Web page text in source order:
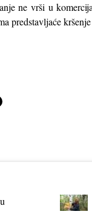
ne vrši u
predstavljaće